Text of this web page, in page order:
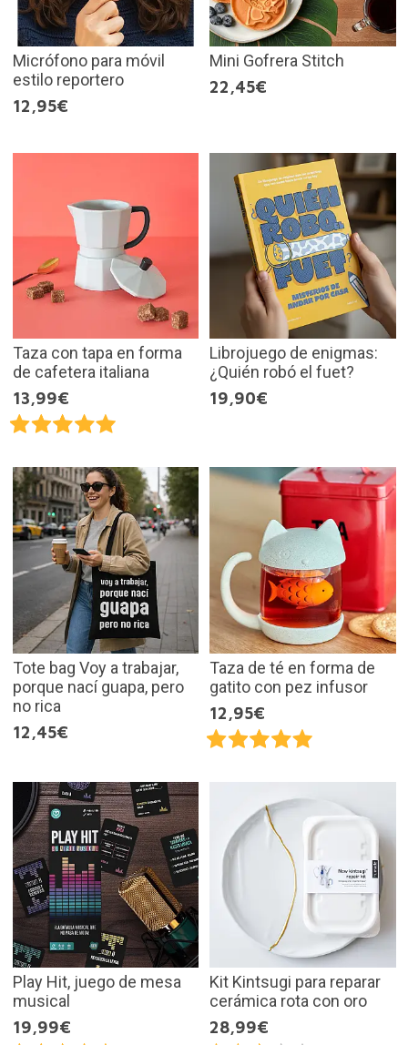
Micrófono para móvil
estilo reportero
12,95€
Mini Gofrera Stitch
22,45€
Taza con tapa en forma
de cafetera italiana
13,99€
Librojuego de enigmas:
¿Quién robó el fuet?
19,90€
Tote bag Voy a trabajar,
porque nací guapa, pero
no rica
12,45€
Taza de té en forma de
gatito con pez infusor
12,95€
Play Hit, juego de mesa
musical
19,99€
Kit Kintsugi para reparar
cerámica rota con oro
28,99€